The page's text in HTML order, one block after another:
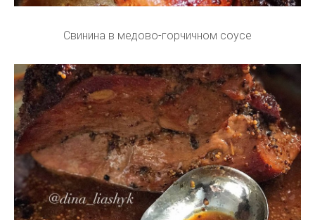
Свинина в медово-горчичном соусе